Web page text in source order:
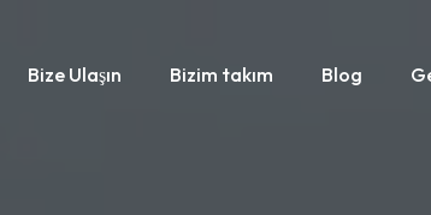
Bize Ulaşın Bizim takım Blog